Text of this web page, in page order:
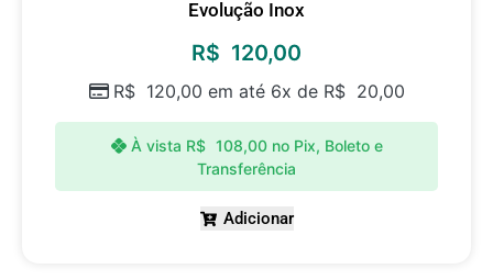
Evolução Inox
R$ 120,00
R$ 120,00 em até 6x de R$ 20,00
À vista R$ 108,00 no Pix, Boleto e
Transferência
Adicionar